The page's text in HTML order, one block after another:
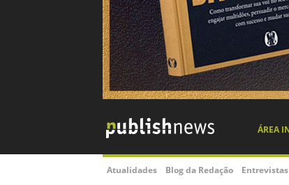
ÁREA
Atualidades Blog da Redação Entrevistas